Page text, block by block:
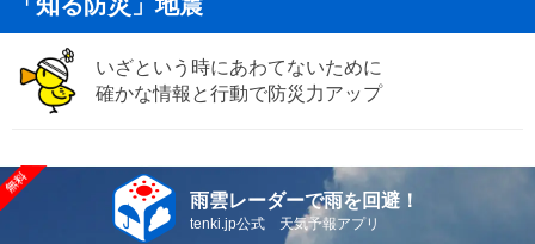
いざという時にあわてないために
確かな情報と行動で防災力アップ
雨雲レーダーで雨を回避！
tenki.jp公式 天気予報アプリ